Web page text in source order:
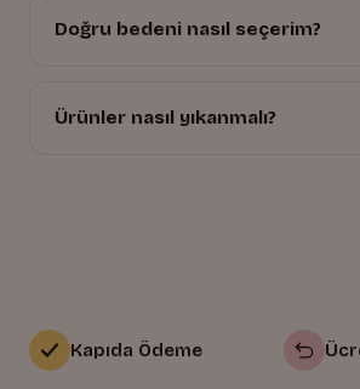
Doğru bedeni nasıl seçerim?
Ürünler nasıl yıkanmalı?
Kapıda Ödeme